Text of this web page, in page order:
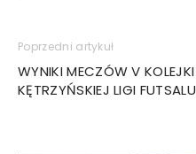
Poprzedni artykuł
WYNIKI MECZÓW V KOLEJKI
KĘTRZYŃSKIEJ LIGI FUTSALU